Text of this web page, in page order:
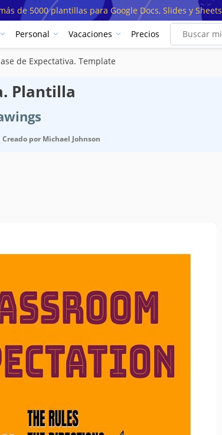
de 5000 plantillas para Google Docs, Slides y Sheets
Personal Vacaciones Precios
de Expectativa. Template
Plantilla
Creado por Michael Johnson